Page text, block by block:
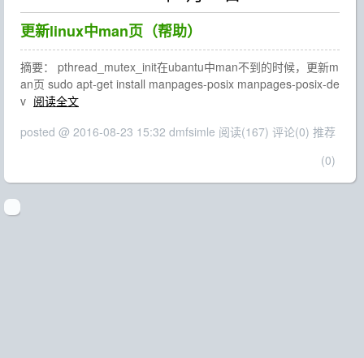
更新linux中man页（帮助）
摘要： pthread_mutex_init在ubantu中man不到的时候，更新m
an页 sudo apt-get install manpages-posix manpages-posix-de
v 阅读全文
posted @ 2016-08-23 15:32 dmfsimle 阅读(167) 评论(0) 推荐
(0)